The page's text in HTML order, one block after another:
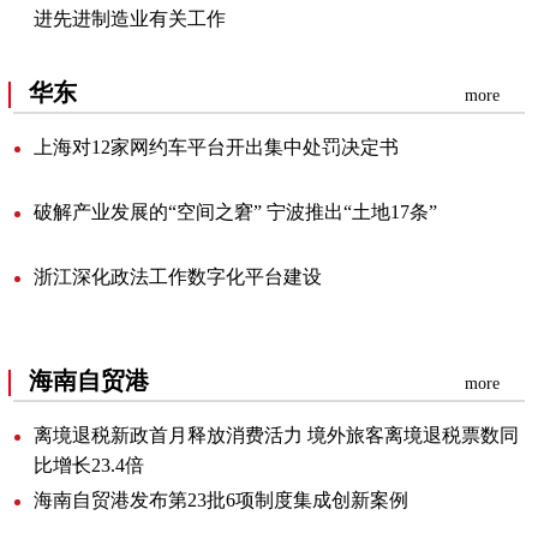
进先进制造业有关工作
华东 more
上海对12家网约车平台开出集中处罚决定书
破解产业发展的“空间之窘”宁波推出“土地17条”
浙江深化政法工作数字化平台建设
海南自贸港 more
离境退税新政首月释放消费活力境外旅客离境退税票数同
比增长23.4倍
海南自贸港发布第23批6项制度集成创新案例